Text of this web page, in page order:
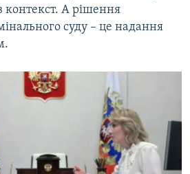
контекст. А рішення
суду – це надання